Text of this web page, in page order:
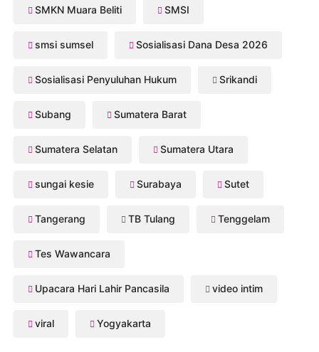
SMKN Muara Beliti SMSI
smsi sumsel Sosialisasi Dana Desa 2026
Sosialisasi Penyuluhan Hukum Srikandi
Subang Sumatera Barat
Sumatera Selatan Sumatera Utara
sungai kesie Surabaya Sutet
Tangerang TB Tulang Tenggelam
Tes Wawancara
Upacara Hari Lahir Pancasila video intim
viral Yogyakarta